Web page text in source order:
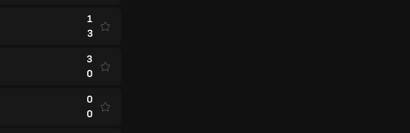
1
3
3
0
0
0